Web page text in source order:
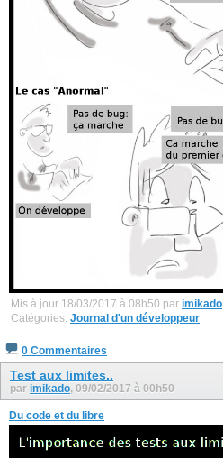
Mis à jour 18/03/2017 à 08h50 par imikado
Catégories: Journal d'un développeur
0 Commentaires
Test aux limites..
par imikado, 09/02/2017 à 00h50
Du code et du libre